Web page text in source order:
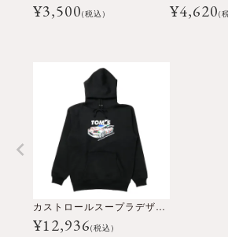
¥3,500(税込) ¥4,620(
カストロールスープラデザインパーカー
¥12,936(税込)